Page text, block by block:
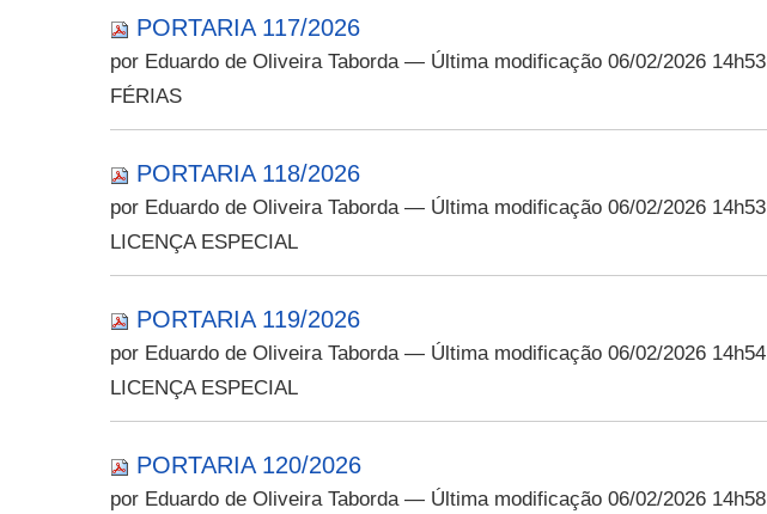
PORTARIA 117/2026
por Eduardo de Oliveira Taborda — Última modificação 06/02/2026 14h53
FÉRIAS
PORTARIA 118/2026
por Eduardo de Oliveira Taborda — Última modificação 06/02/2026 14h53
LICENÇA ESPECIAL
PORTARIA 119/2026
por Eduardo de Oliveira Taborda — Última modificação 06/02/2026 14h54
LICENÇA ESPECIAL
PORTARIA 120/2026
por Eduardo de Oliveira Taborda — Última modificação 06/02/2026 14h58